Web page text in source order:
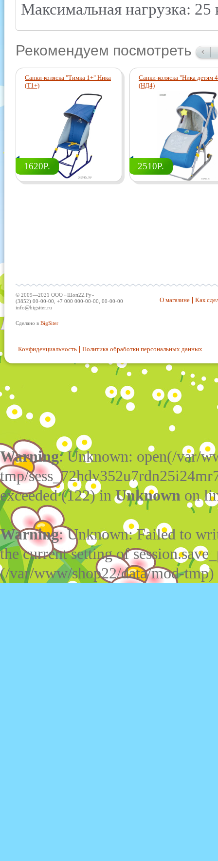
Максимальная нагрузка: 25
Рекомендуем посмотреть
Санки-коляска "Тимка 1+" Ника
(Т1+)
1620Р.
Санки-коляска "Ника детям
(НД4)
2510Р.
© 2009—2021 ООО «Шоп22.Ру»
(3852) 00-00-00, +7 000 000-00-00, 00-00-00
info@bigsiter.ru
Сделано в BigSiter
О магазине Как
Конфиденциальность Политика обработки персональных данных
Warning: Unknown: open(/var/
tmp/
exceeded (122) inUnknown on
Warning: Unknown: Failed to
the current setting of
(/var/www/shop22/data/mod-